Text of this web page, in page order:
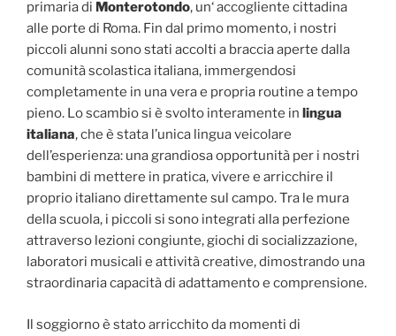
primaria di Monterotondo, un‘ accogliente cittadina
alle porte di Roma. Fin dal primo momento, i nostri
piccoli alunni sono stati accolti a braccia aperte dalla
comunità scolastica italiana, immergendosi
completamente in una vera e propria routine a tempo
pieno. Lo scambio si è svolto interamente in lingua
italiana, che è stata l’unica lingua veicolare
dell’esperienza: una grandiosa opportunità per i nostri
bambini di mettere in pratica, vivere e arricchire il
proprio italiano direttamente sul campo. Tra le mura
della scuola, i piccoli si sono integrati alla perfezione
attraverso lezioni congiunte, giochi di socializzazione,
laboratori musicali e attività creative, dimostrando una
straordinaria capacità di adattamento e comprensione.
Il soggiorno è stato arricchito da momenti di